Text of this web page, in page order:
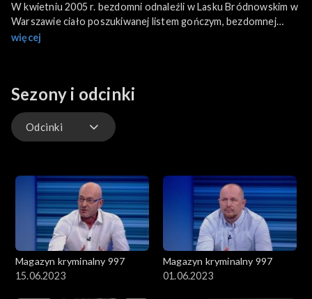
W kwietniu 2005 r. bezdomni odnaleźli w Lasku Bródnowskim w
Warszawie ciało poszukiwanej listem gończym, bezdomnej
kobiety z Łodzi. O tym, że to zwłoki Katarzyny G. dowiedziano
W programie również sprawa tajemniczego zaginięcia 17-
letniej licealistki Katarzyny Domerackiej. Dziewczyna zniknęła 9
maja 2000 r. w Warszawie.
więcej
Sezony i odcinki
Odcinki
Magazyn kryminalny 997
15.06.2023
Magazyn kryminalny 997
01.06.2023